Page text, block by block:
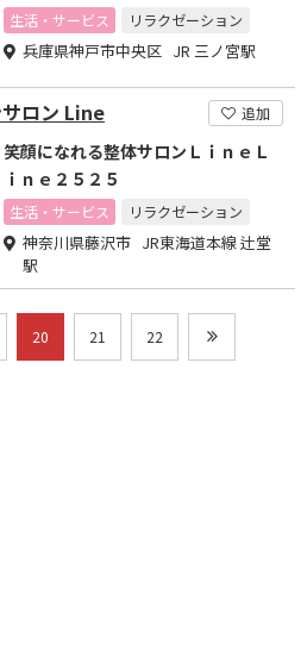
生活・サービス リラクゼーション
兵庫県神戸市中央区 JR 三ノ宮駅
ロン Line 追加
笑顔になれる整体サロンＬｉｎｅＬ
ｉｎｅ２５２５
生活・サービス リラクゼーション
神奈川県藤沢市 JR東海道本線 辻堂
駅
20 21 22